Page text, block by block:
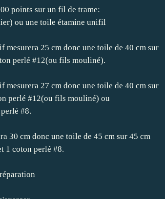
points sur un fil de trame:
ou une toile étamine unifil
25 cm donc une toile de 40 cm sur
perlé #12(ou fils mouliné).
27 cm donc une toile de 40 cm sur
perlé #12(ou fils mouliné) ou
#8.
30 cm donc une toile de 45 cm sur 45 cm
1 coton perlé #8.